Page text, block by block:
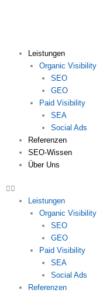
Leistungen
Organic Visibility
SEO
GEO
Paid Visibility
SEA
Social Ads
Referenzen
SEO-Wissen
Über Uns
Leistungen
Organic Visibility
SEO
GEO
Paid Visibility
SEA
Social Ads
Referenzen